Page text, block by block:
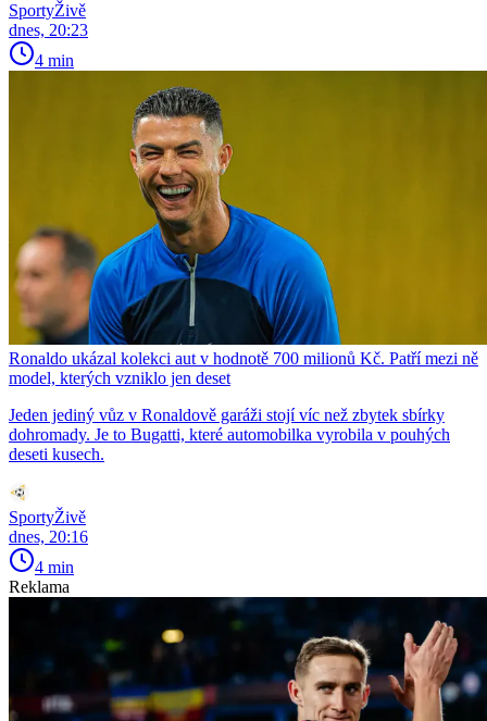
SportyŽivě
dnes, 20:23
4 min
Ronaldo ukázal kolekci aut v hodnotě 700 milionů Kč. Patří mezi ně
model, kterých vzniklo jen deset
Jeden jediný vůz v Ronaldově garáži stojí víc než zbytek sbírky
dohromady. Je to Bugatti, které automobilka vyrobila v pouhých
deseti kusech.
SportyŽivě
dnes, 20:16
4 min
Reklama